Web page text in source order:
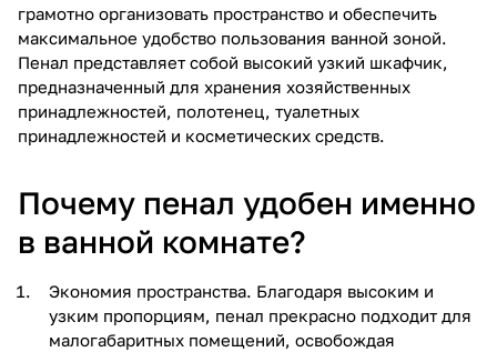
грамотно организовать пространство и обеспечить
максимальное удобство пользования ванной зоной.
Пенал представляет собой высокий узкий шкафчик,
предназначенный для хранения хозяйственных
принадлежностей, полотенец, туалетных
принадлежностей и косметических средств.
Почему пенал удобен именно
в ванной комнате?
Экономия пространства. Благодаря высоким и
узким пропорциям, пенал прекрасно подходит для
малогабаритных помещений, освобождая